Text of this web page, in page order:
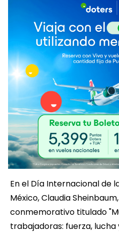
En el Día Internacional de
México, Claudia
conmemorativo titulado
trabajadoras: fuerza, lucha